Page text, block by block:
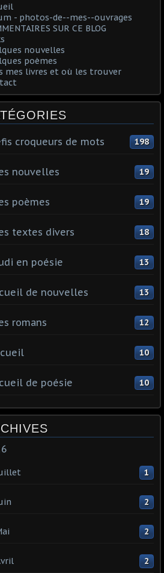
- photos-de--mes--ouvrages
SUR CE BLOG
nouvelles
poèmes
mes livres et où les trouver
croqueurs de mots 198
nouvelles 19
poèmes 19
textes divers 18
en poésie 13
de nouvelles 13
romans 12
10
de poésie 10
1
2
2
2